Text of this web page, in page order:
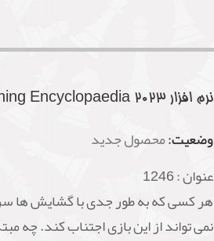
نرم افزار Opening Encyclopaedia 2023
وضعیت:محصول جدید
عنوان :1246
هر کسی که به طور جدی با گشایش ها
نمی تواند از این بازی اجتناب کند. چه